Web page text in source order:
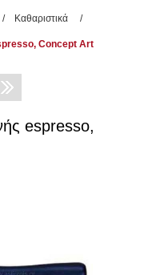
/ Καθαριστικά /
Concept Art
espresso,